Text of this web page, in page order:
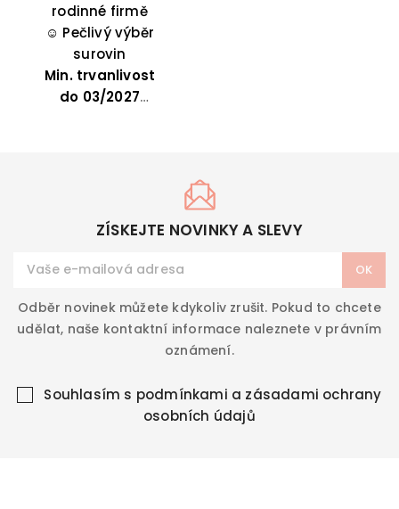
rybám.
rodinné firmě
☺️ Pečlivý výběr
surovin
Min. trvanlivost
do 03/2027
ZÍSKEJTE NOVINKY A SLEVY
Odběr novinek můžete kdykoliv zrušit. Pokud to chcete
udělat, naše kontaktní informace naleznete v právním
oznámení.
Souhlasím s podmínkami a zásadami ochrany
osobních údajů